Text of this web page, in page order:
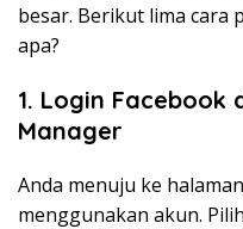
besar. Berikut lima cara
apa?
1. Login Facebook
Manager
Anda menuju ke halaman
menggunakan akun.